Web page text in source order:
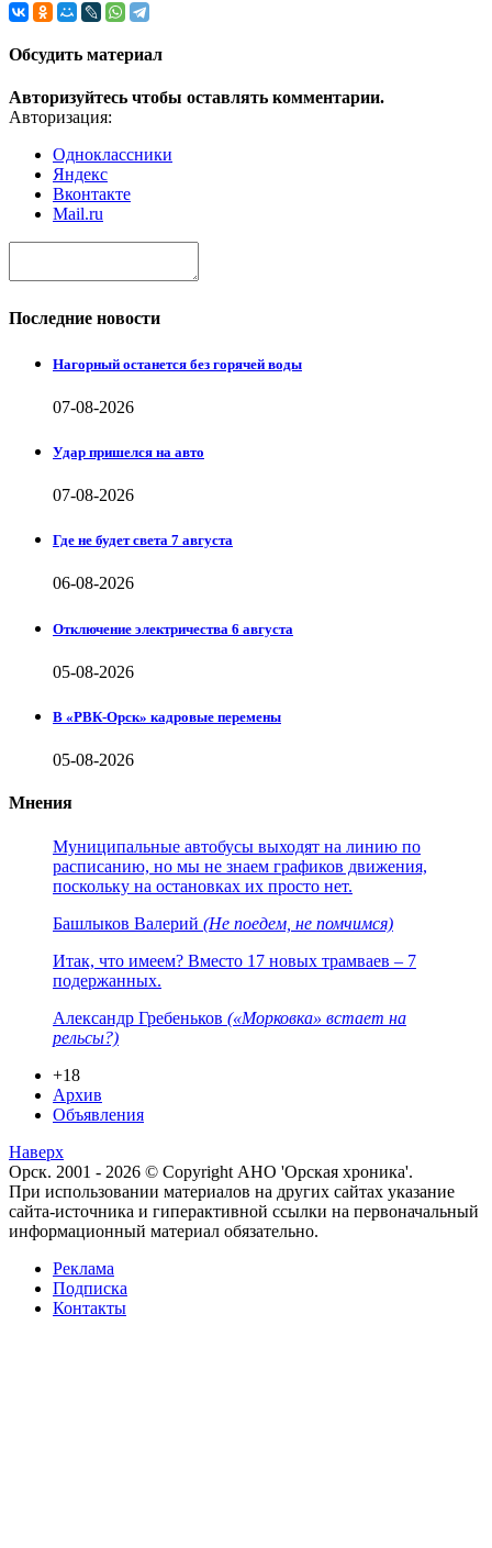
Обсудить материал
Авторизуйтесь чтобы оставлять комментарии.
Авторизация:
Одноклассники
Яндекс
Вконтакте
Mail.ru
Последние новости
Нагорный останется без горячей воды
07-08-2026
Удар пришелся на авто
07-08-2026
Где не будет света 7 августа
06-08-2026
Отключение электричества 6 августа
05-08-2026
В «РВК-Орск» кадровые перемены
05-08-2026
Мнения
Муниципальные автобусы выходят на линию по
расписанию, но мы не знаем графиков движения,
поскольку на остановках их просто нет.
Башлыков Валерий (Не поедем, не помчимся)
Итак, что имеем? Вместо 17 новых трамваев – 7
подержанных.
Александр Гребеньков («Морковка» встает на
рельсы?)
+18
Архив
Объявления
Наверх
Орск. 2001 - 2026 © Copyright АНО 'Орская хроника'.
При использовании материалов на других сайтах указание
сайта-источника и гиперактивной ссылки на первоначальный
информационный материал обязательно.
Реклама
Подписка
Контакты